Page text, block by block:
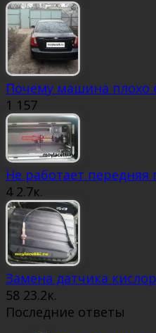
Почему машина плохо
1 157
Не работает передняя
4 2.7к.
Замена датчика
58 23.2к.
Последние ответы